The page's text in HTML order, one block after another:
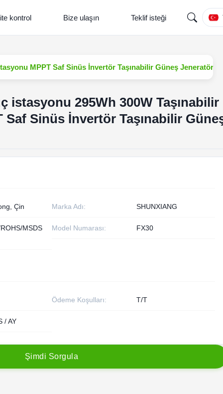
kontrol Bize ulaşın Teklif isteği
MPPT Saf Sinüs İnvertör Taşınabilir Güneş Jeneratörü
istasyonu 295Wh 300W Taşınabilir
Saf Sinüs İnvertör Taşınabilir
Çin Marka Adı: SHUNXIANG
MSDS Model Numarası: FX30
Ödeme Koşulları: T/T
/ AY
Şimd i Sorgu a